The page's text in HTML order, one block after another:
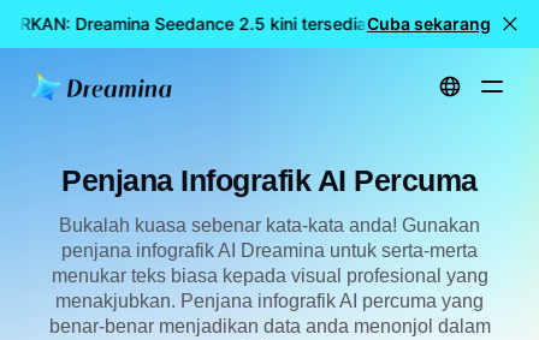
Dreamina Seedance 2.5 kini tersedia 🎉 Model
Cuba sekarang
Utama Cipta Penjana Infografik AI Percuma
Penjana Infografik AI Percuma
Bukalah kuasa sebenar kata-kata anda! Gunakan
penjana infografik AI Dreamina untuk serta-merta
menukar teks biasa kepada visual profesional yang
menakjubkan. Penjana infografik AI percuma yang
benar-benar menjadikan data anda menonjol dalam